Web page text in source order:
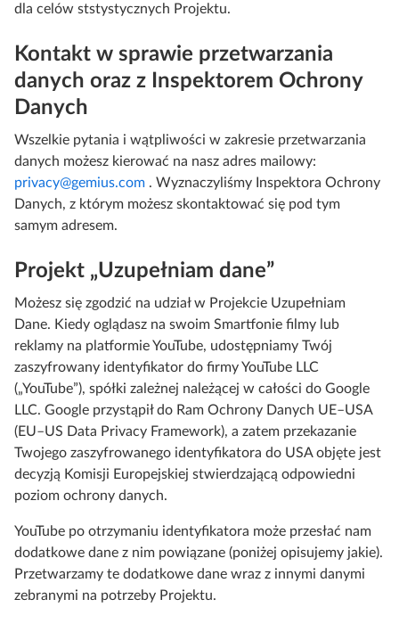
dla celów ststystycznych Projektu.
Kontakt w sprawie przetwarzania
danych oraz z Inspektorem Ochrony
Danych
Wszelkie pytania i wątpliwości w zakresie przetwarzania
danych możesz kierować na nasz adres mailowy:
privacy@gemius.com . Wyznaczyliśmy Inspektora Ochrony
Danych, z którym możesz skontaktować się pod tym
samym adresem.
Projekt „Uzupełniam dane”
Możesz się zgodzić na udział w Projekcie Uzupełniam
Dane. Kiedy oglądasz na swoim Smartfonie filmy lub
reklamy na platformie YouTube, udostępniamy Twój
zaszyfrowany identyfikator do firmy YouTube LLC
(„YouTube”), spółki zależnej należącej w całości do Google
LLC. Google przystąpił do Ram Ochrony Danych UE–USA
(EU–US Data Privacy Framework), a zatem przekazanie
Twojego zaszyfrowanego identyfikatora do USA objęte jest
decyzją Komisji Europejskiej stwierdzającą odpowiedni
poziom ochrony danych.
YouTube po otrzymaniu identyfikatora może przesłać nam
dodatkowe dane z nim powiązane (poniżej opisujemy jakie).
Przetwarzamy te dodatkowe dane wraz z innymi danymi
zebranymi na potrzeby Projektu.